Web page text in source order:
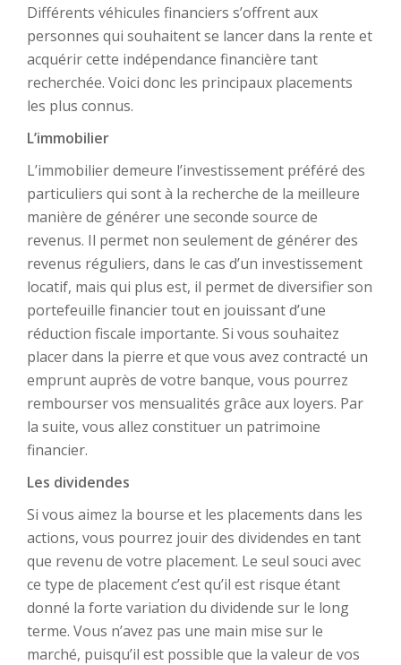
Différents véhicules financiers s’offrent aux
personnes qui souhaitent se lancer dans la rente et
acquérir cette indépendance financière tant
recherchée. Voici donc les principaux placements
les plus connus.
L’immobilier
L’immobilier demeure l’investissement préféré des
particuliers qui sont à la recherche de la meilleure
manière de générer une seconde source de
revenus. Il permet non seulement de générer des
revenus réguliers, dans le cas d’un investissement
locatif, mais qui plus est, il permet de diversifier son
portefeuille financier tout en jouissant d’une
réduction fiscale importante. Si vous souhaitez
placer dans la pierre et que vous avez contracté un
emprunt auprès de votre banque, vous pourrez
rembourser vos mensualités grâce aux loyers. Par
la suite, vous allez constituer un patrimoine
financier.
Les dividendes
Si vous aimez la bourse et les placements dans les
actions, vous pourrez jouir des dividendes en tant
que revenu de votre placement. Le seul souci avec
ce type de placement c’est qu’il est risque étant
donné la forte variation du dividende sur le long
terme. Vous n’avez pas une main mise sur le
marché, puisqu’il est possible que la valeur de vos